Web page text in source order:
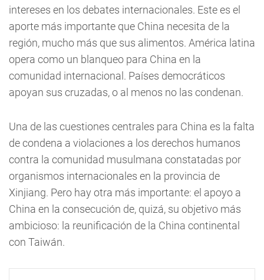
intereses en los debates internacionales. Este es el
aporte más importante que China necesita de la
región, mucho más que sus alimentos. América latina
opera como un blanqueo para China en la
comunidad internacional. Países democráticos
apoyan sus cruzadas, o al menos no las condenan.
Una de las cuestiones centrales para China es la falta
de condena a violaciones a los derechos humanos
contra la comunidad musulmana constatadas por
organismos internacionales en la provincia de
Xinjiang. Pero hay otra más importante: el apoyo a
China en la consecución de, quizá, su objetivo más
ambicioso: la reunificación de la China continental
con Taiwán.